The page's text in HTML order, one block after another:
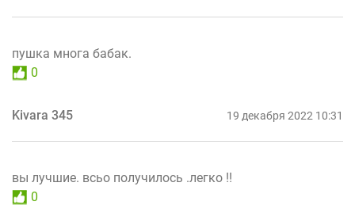
пушка многа бабак.
0
Kivara 345 19 декабря 2022 10:31
вы лучшие. всьо получилось .легко !!
0